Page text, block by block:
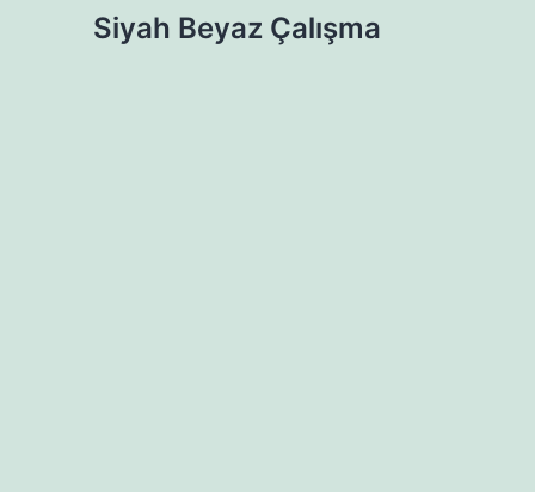
Siyah Beyaz Çalışma